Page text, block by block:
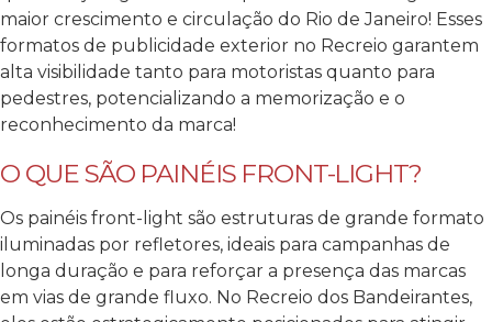
maior crescimento e circulação do Rio de Janeiro! Esses
formatos de publicidade exterior no Recreio garantem
alta visibilidade tanto para motoristas quanto para
pedestres, potencializando a memorização e o
reconhecimento da marca!
O QUE SÃO PAINÉIS FRONT-LIGHT?
Os painéis front-light são estruturas de grande formato
iluminadas por refletores, ideais para campanhas de
longa duração e para reforçar a presença das marcas
em vias de grande fluxo. No Recreio dos Bandeirantes,